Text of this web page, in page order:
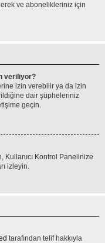
ve abonelikleriniz için
veriliyor?
izin verebilir ya da izin
dair şüpheleriniz
geçin.
Kontrol Panelinize
izleyin.
tarafından telif hakkıyla